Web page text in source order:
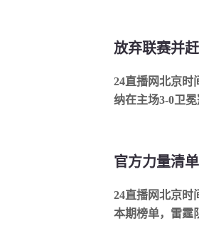
24直播网北京时
纳在主场3-0卫
官方力量清
24直播网北京时
本期榜单，雷霆